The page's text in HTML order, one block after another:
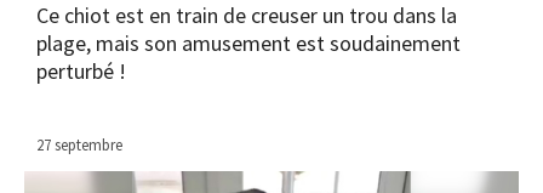
Ce chiot est en train de creuser un trou dans la
plage, mais son amusement est soudainement
perturbé !
27 septembre